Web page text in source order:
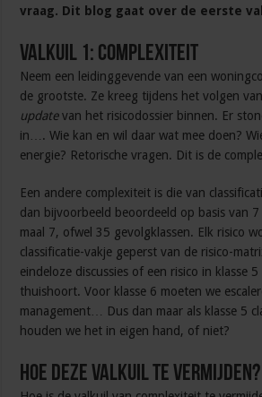
vraag. Dit blog gaat over de eerste
Valkuil 1: complexiteit
Neem een leidinggevende van een
de grootste. Ze kreeg tijdens het volgen
updatevan het risicodossier binnen. Er
in…. Wie kan en wil daar wat mee doen?
energie? Retorische vragen. Dit is de
Een andere complexiteit is die van
dan bijvoorbeeld beoordeeld op basis van 7
maal 7, ofwel 35 gevolgklassen. Elk risico
classificatie-vakje geperst van de risico-
eindeloze discussies of een risico in klasse
thuishoort. Voor klasse 6 moeten we
management… Dus dan maar als klasse 5
houden we het in eigen hand, of niet?
Hoe deze valkuil te vermijden?